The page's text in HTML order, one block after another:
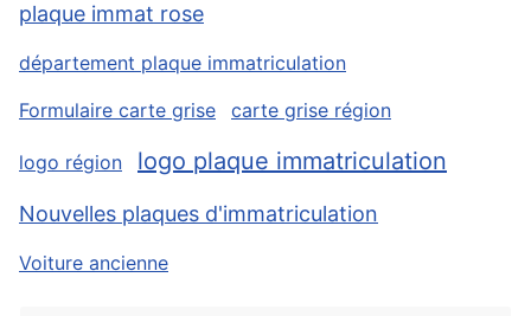
plaque immat rose
département plaque immatriculation
Formulaire carte grise
carte grise région
logo région logo plaque immatriculation
Nouvelles plaques d'immatriculation
Voiture ancienne